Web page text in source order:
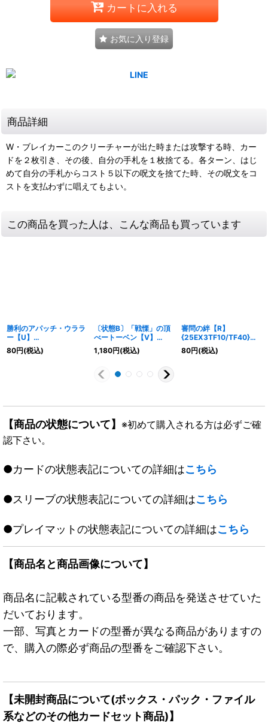
カートに入れる
お気に入り登録
商品詳細
W・ブレイカーこのクリーチャーが出た時または攻撃する時、カー
ドを２枚引き、その後、自分の手札を１枚捨てる。各ターン、はじ
めて自分の手札からコスト５以下の呪文を捨てた時、その呪文をコ
ストを支払わずに唱えてもよい。
この商品を買った人は、こんな商品も買っています
勝利のアパッチ・ウララ
ー【U】
{25EX4T17/T30}
《多》
80円(税込)
〔状態B〕「戦慄」の頂
べートーベン【V】
{DMR07V2/V2}《無》
1,180円(税込)
審問の絆【R】
{25EX3TF10/TF40}
《多》
80円(税込)
【商品の状態について】 ※初めて購入される方は必ずご確
認下さい。
●カードの状態表記についての詳細はこちら
●スリーブの状態表記についての詳細はこちら
●プレイマットの状態表記についての詳細はこちら
【商品名と商品画像について】
商品名に記載されている型番の商品を発送させていた
だいております。
一部、写真とカードの型番が異なる商品がありますの
で、購入の際必ず商品の型番をご確認下さい。
【未開封商品について(ボックス・パック・ファイル
系などのその他カードセット商品)】